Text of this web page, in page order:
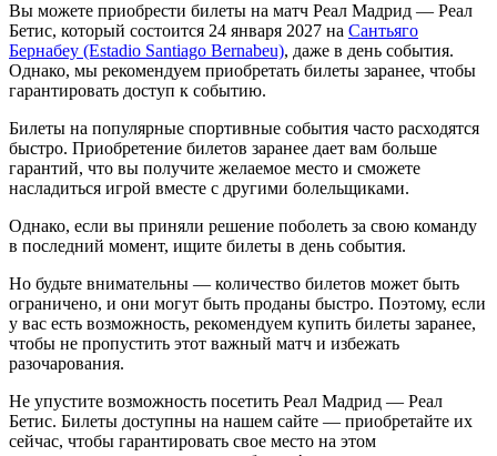
Вы можете приобрести билеты на матч Реал Мадрид — Реал
Бетис, который состоится 24 января 2027 на Сантьяго
Бернабеу (Estadio Santiago Bernabeu), даже в день события.
Однако, мы рекомендуем приобретать билеты заранее, чтобы
гарантировать доступ к событию.
Билеты на популярные спортивные события часто расходятся
быстро. Приобретение билетов заранее дает вам больше
гарантий, что вы получите желаемое место и сможете
насладиться игрой вместе с другими болельщиками.
Однако, если вы приняли решение поболеть за свою команду
в последний момент, ищите билеты в день события.
Но будьте внимательны — количество билетов может быть
ограничено, и они могут быть проданы быстро. Поэтому, если
у вас есть возможность, рекомендуем купить билеты заранее,
чтобы не пропустить этот важный матч и избежать
разочарования.
Не упустите возможность посетить Реал Мадрид — Реал
Бетис. Билеты доступны на нашем сайте — приобретайте их
сейчас, чтобы гарантировать свое место на этом